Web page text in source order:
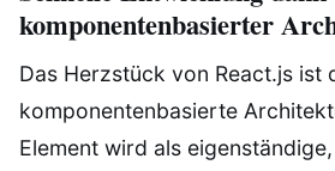
komponentenbasierter
Das Herzstück von React.js ist
komponentenbasierte
Element wird als eigenständige,